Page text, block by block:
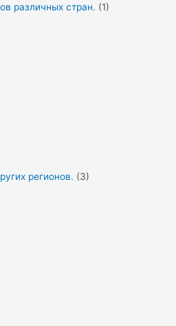
различных стран. (1)
регионов. (3)